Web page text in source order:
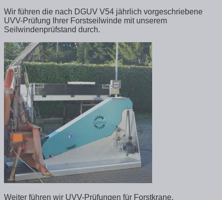
Wir führen die nach DGUV V54 jährlich vorgeschriebene
UVV-Prüfung Ihrer Forstseilwinde mit unserem
Seilwindenprüfstand durch.
Weiter führen wir UVV-Prüfungen für Forstkrane,